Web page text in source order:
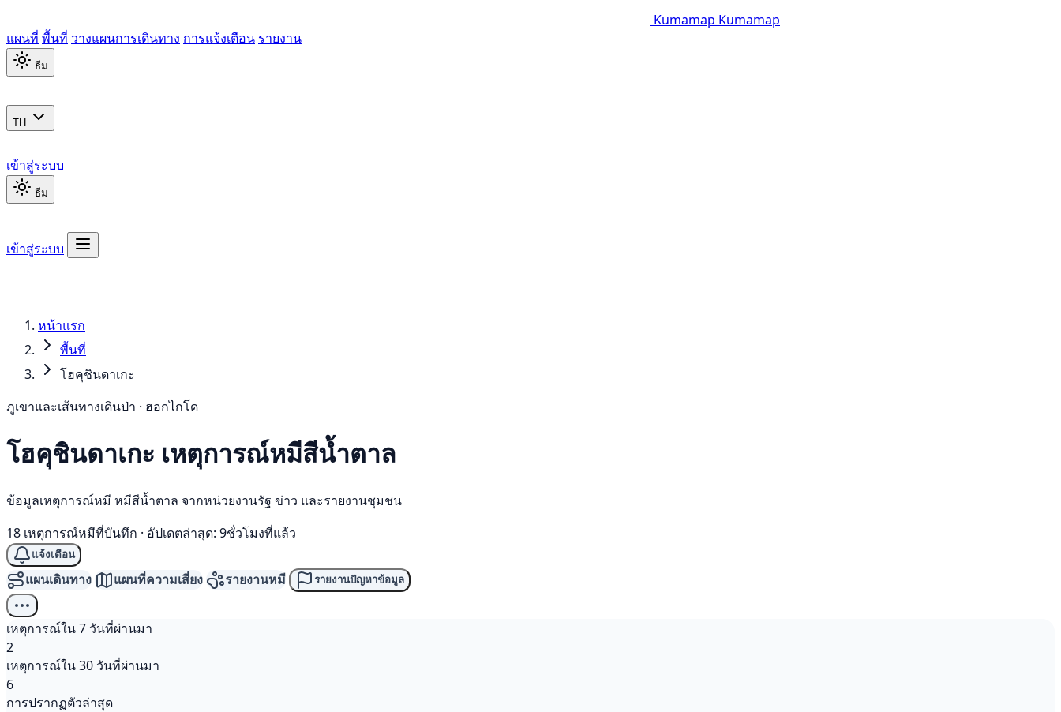
Kumamap Kumamap
แผนที่ พื้นที่ วางแผนการเดินทาง การแจ้งเตือน รายงาน
ธีม
TH
เข้าสู่ระบบ
ธีม
เข้าสู่ระบบ
หน้าแรก
พื้นที่
โฮคุชินดาเกะ
ภูเขาและเส้นทางเดินป่า · ฮอกไกโด
โฮคุชินดาเกะ เหตุการณ์หมีสีน้ำตาล
ข้อมูลเหตุการณ์หมี หมีสีน้ำตาล จากหน่วยงานรัฐ ข่าว และรายงานชุมชน
18 เหตุการณ์หมีที่บันทึก · อัปเดตล่าสุด: 9ชั่วโมงที่แล้ว
แจ้งเตือน
แผนเดินทาง แผนที่ความเสี่ยง รายงานหมี รายงานปัญหาข้อมูล
เหตุการณ์ใน 7 วันที่ผ่านมา
2
เหตุการณ์ใน 30 วันที่ผ่านมา
6
การปรากฏตัวล่าสุด